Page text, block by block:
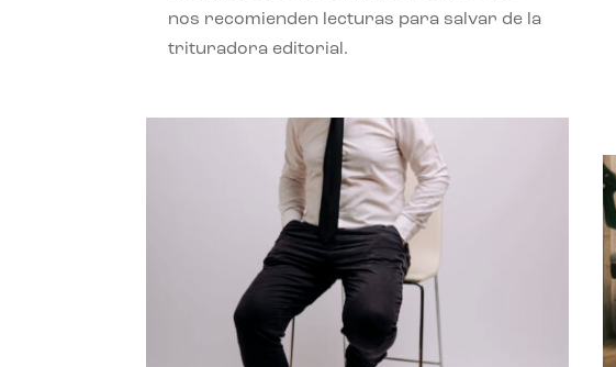
nos recomienden lecturas para salvar de la
trituradora editorial.